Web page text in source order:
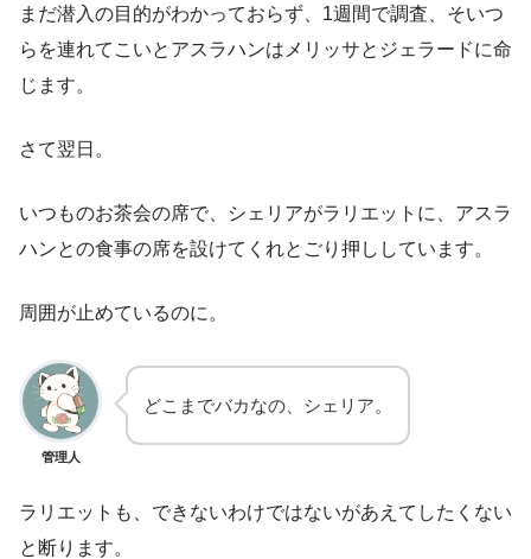
まだ潜入の目的がわかっておらず、1週間で調査、そいつ
らを連れてこいとアスラハンはメリッサとジェラードに命
じます。
さて翌日。
いつものお茶会の席で、シェリアがラリエットに、アスラ
ハンとの食事の席を設けてくれとごり押ししています。
周囲が止めているのに。
管理人
どこまでバカなの、シェリア。
ラリエットも、できないわけではないがあえてしたくない
と断ります。